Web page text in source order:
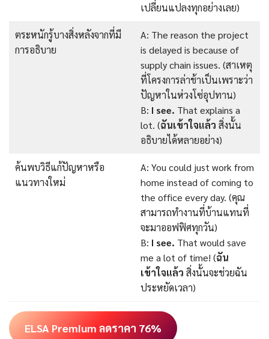
เปลี่ยนแปลงทุกอย่างเลย)
ตระหนักรู้บางสิ่งหลังจากที่มี
การอธิบาย
A: The reason the project
is delayed is because of
supply chain issues. (สาเหตุ
ที่โครงการล่าช้าเป็นเพราะว่า
ปัญหาในห่วงโซ่อุปทาน)
B: I see. That explains a
lot. (ฉันเข้าใจแล้ว สิ่งนั้น
อธิบายได้หลายอย่าง)
ค้นพบวิธีแก้ปัญหาหรือ
แนวทางใหม่
A: You could just work from
home instead of coming to
the office every day. (คุณ
สามารถทำงานที่บ้านแทนที่
จะมาออฟฟิศทุกวัน)
B: I see. That would save
me a lot of time! (ฉัน
เข้าใจแล้ว สิ่งนั้นจะช่วยฉัน
ประหยัดเวลา)
ELSA Premium ลดราคา 76%